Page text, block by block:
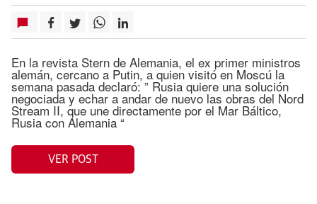
En la revista Stern de Alemania, el ex primer ministros
alemán, cercano a Putin, a quien visitó en Moscú la
semana pasada declaró: ” Rusia quiere una solución
negociada y echar a andar de nuevo las obras del Nord
Stream II, que une directamente por el Mar Báltico,
Rusia con Alemania “
VER POST